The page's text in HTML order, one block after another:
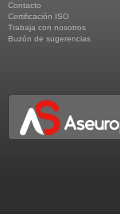
Contacto
Certificación ISO
Trabaja con nosotros
Buzón de sugerencias